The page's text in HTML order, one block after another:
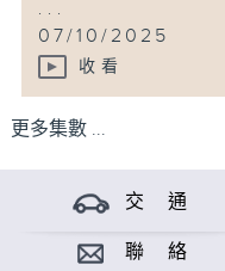
...
07/10/2025
收看
更多集數 ...
交 通
聯 絡